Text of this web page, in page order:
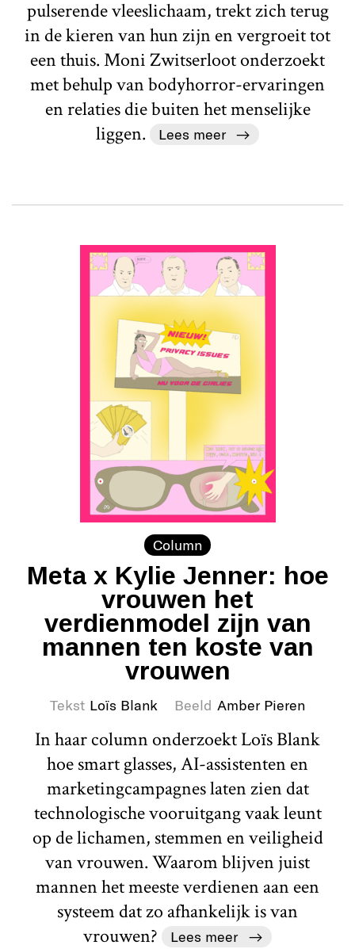
pulserende vleeslichaam, trekt zich terug
in de kieren van hun zijn en vergroeit tot
een thuis. Moni Zwitserloot onderzoekt
met behulp van bodyhorror-ervaringen
en relaties die buiten het menselijke
liggen.
Lees meer
Column
Meta x Kylie Jenner: hoe
vrouwen het
verdienmodel zijn van
mannen ten koste van
vrouwen
Tekst Loïs Blank Beeld Amber Pieren
In haar column onderzoekt Loïs Blank
hoe smart glasses, AI-assistenten en
marketingcampagnes laten zien dat
technologische vooruitgang vaak leunt
op de lichamen, stemmen en veiligheid
van vrouwen. Waarom blijven juist
mannen het meeste verdienen aan een
systeem dat zo afhankelijk is van
vrouwen?
Lees meer